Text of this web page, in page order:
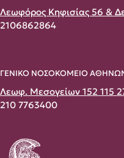
Λεωφόρος Κηφισίας 56 &
2106862864
ΓΕΝΙΚΟ ΝΟΣΟΚΟΜΕΙΟ
Λεωφ. Μεσογείων 152 115
210 7763400